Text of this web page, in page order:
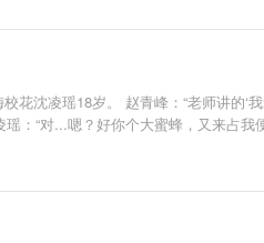
沈凌瑶18岁。 赵青峰：“老师讲的‘
瑶：“对...嗯？好你个大蜜蜂，又来